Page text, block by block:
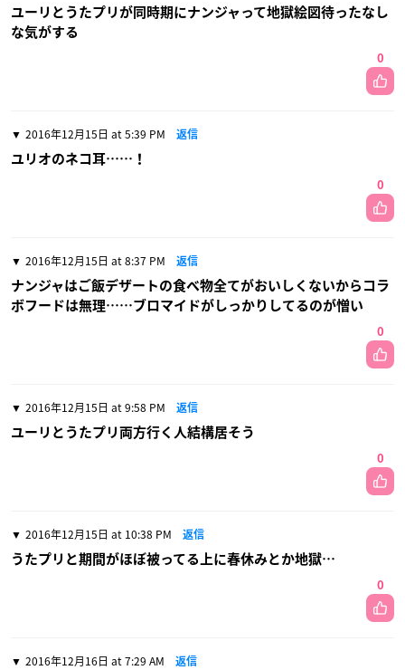
ユーリとうたプリが同時期にナンジャって地獄絵図待ったなし
な気がする
0
2016年12月15日 at 5:39 PM 返信
ユリオのネコ耳……！
0
2016年12月15日 at 8:37 PM 返信
ナンジャはご飯デザートの食べ物全てがおいしくないからコラ
ボフードは無理……ブロマイドがしっかりしてるのが憎い
0
2016年12月15日 at 9:58 PM 返信
ユーリとうたプリ両方行く人結構居そう
0
2016年12月15日 at 10:38 PM 返信
うたプリと期間がほぼ被ってる上に春休みとか地獄…
0
2016年12月16日 at 7:29 AM 返信